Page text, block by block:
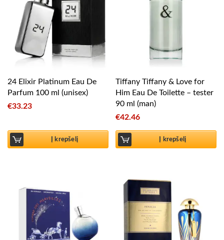
24 Elixir Platinum Eau De
Parfum 100 ml (unisex)
€33.23
Į krepšelį
Tiffany Tiffany & Love for
Him Eau De Toilette – tester
90 ml (man)
€42.46
Į krepšelį